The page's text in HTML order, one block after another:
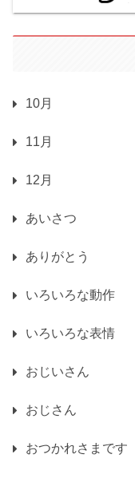
10月
11月
12月
あいさつ
ありがとう
いろいろな動作
いろいろな表情
おじいさん
おじさん
おつかれさまです